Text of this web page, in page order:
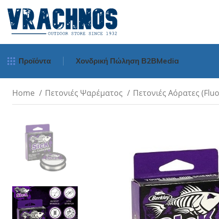
Προϊόντα
Μηχανισμοί
Οριζοντίου
Νήματα
Πετονιές
Πετονιές
Πετονιές
Χονδρική Πώληση Β2ΒMedia
Home Πετονιές Ψαρέματος Πετονιές Αόρατες